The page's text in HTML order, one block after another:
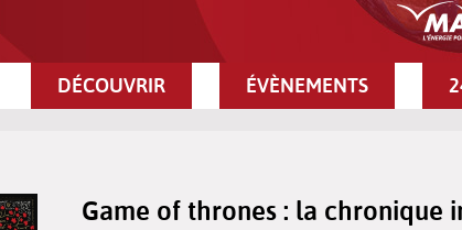
DÉCOUVRIR ÉVÈNEMENTS
Game of thrones : la chronique